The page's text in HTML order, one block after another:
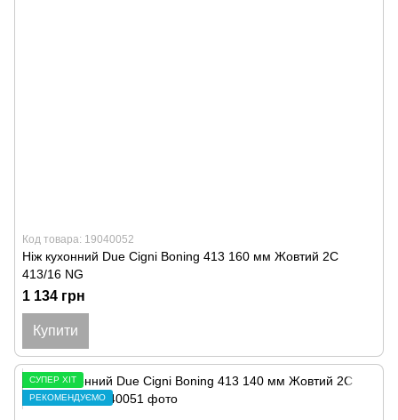
Код товара: 19040052
Ніж кухонний Due Cigni Boning 413 160 мм Жовтий 2C
413/16 NG
1 134 грн
Купити
СУПЕР ХІТ
РЕКОМЕНДУЄМО